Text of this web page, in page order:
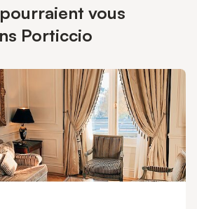
vous
Porticcio